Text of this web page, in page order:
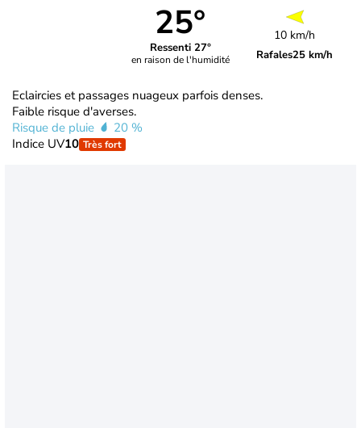
25°
Ressenti 27°
en raison de l'humidité
10 km/h
Rafales25 km/h
Eclaircies et passages nuageux parfois denses.
Faible risque d'averses.
Risque de pluie
20 %
Indice UV10 Très fort